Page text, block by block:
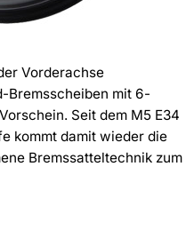
Vorderachse
Bremsscheiben mit 6-
Seit dem M5 E34
kommt damit wieder die
Bremssatteltechnik zum